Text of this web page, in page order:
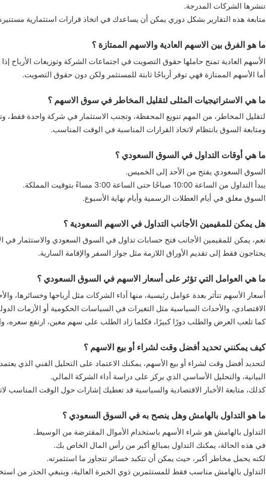
تنشرها الشركات المدرجة.
متابعة هذه التقارير بشكل دوري يمكن أن يساعدك في اتخاذ قرارات استثمارية
ما هو الفرق بين الاسهم العادية والاسهم الممتازة ؟
الأسهم العادية تمنح حاملها حقوق التصويت في اجتماعات الشركة وتوزيعات الأرباح
أما الأسهم الممتازة فهي توفر أرباحًا ثابتة للمستثمر ولكن دون حقوق التصويت.
ما هي الاستراتيجيات المثلى لتقليل المخاطر في سوق الاسهم ؟
ومتابعة السوق بانتظام لاتخاذ القرارات المناسبة في الوقت المناسب.
ما هي أوقات التداول في السوق السعودي ؟
السوق السعودي يفتح من الأحد إلى الخميس.
يبدأ التداول من الساعة 10:00 صباحًا حتى الساعة 3:00 مساءً بتوقيت المملكة.
السوق مغلق في أيام العطلات الرسمية وأيام نهاية الأسبوع.
هل يمكن للمقيمين الأجانب التداول في الاسهم السعودية ؟
نعم، يمكن للمقيمين الأجانب فتح حسابات تداول في السوق السعودي والاستثمار في
يحتاجون فقط إلى تقديم الأوراق اللازمة مثل جواز السفر والإقامة السارية.
ما هي العوامل التي تؤثر على أسعار الاسهم في السوق السعودي ؟
أسعار الأسهم تتأثر بعدة عوامل رئيسية، منها أداء الشركات مثل أرباحها وخسائرها،
الاقتصادي، والأحداث السياسية مثل التغيرات في السياسات الحكومية أو الأزمات
كما تلعب العرض والطلب دورًا كبيرًا، فكلما زاد الطلب على سهم معين، ارتفع
كيف يمكنني تحديد أفضل وقت لشراء أو بيع الاسهم ؟
لتحديد أفضل وقت لشراء أو بيع الأسهم، يمكنك الاعتماد على التحليل الفني الذي
البيانية، والتحليل الأساسي الذي يركز على دراسة أداء الشركة المالي.
كذلك، متابعة الأخبار الاقتصادية والسياسية قد تعطيك إشارات حول الوقت المناسب
ما هو التداول بالهامش وهل ينصح به في السوق السعودي ؟
التداول بالهامش هو شراء الأسهم باستخدام الأموال المقترضة من الوسيط.
في هذه الحالة، يمكنك التداول بمبالغ أكبر من رأس المال الخاص بك.
لكنه يحمل مخاطر أكبر، حيث يمكن أن تتكبد خسائر تتجاوز ما استثمرته.
التداول بالهامش مناسب فقط للمستثمرين ذوي الخبرة العالية، وينبغي الحذر من